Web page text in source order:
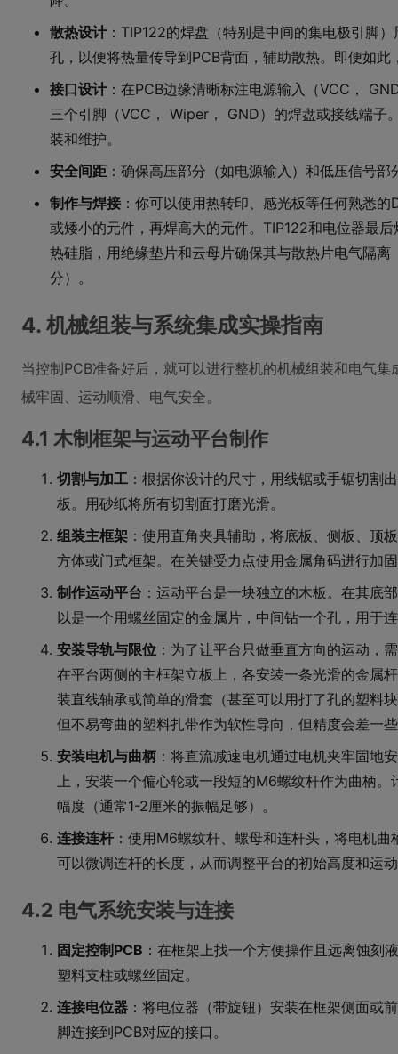
散热设计 ：TIP122的焊盘（特别是中间的集电极引脚
孔，以便将热量传导到PCB背面，辅助散热。即便如
接口设计 ：在PCB边缘清晰标注电源输入（VCC，
三个引脚（VCC， Wiper， GND）的焊盘或接线端子
装和维护。
安全间距 ：确保高压部分（如电源输入）和低压信号
制作与焊接 ：你可以使用热转印、感光板等任何熟悉
或矮小的元件，再焊高大的元件。TIP122和电位器最
热硅脂，用绝缘垫片和云母片确保其与散热片电气隔
分）。
4. 机械组装与系统集成实操指南
当控制PCB准备好后，就可以进行整机的机械组装和电气
械牢固、运动顺滑、电气安全。
4.1 木制框架与运动平台制作
切割与加工 ：根据你设计的尺寸，用线锯或手锯切割
板。用砂纸将所有切割面打磨光滑。
组装主框架 ：使用直角夹具辅助，将底板、侧板、顶
方体或门式框架。在关键受力点使用金属角码进行加
制作运动平台 ：运动平台是一块独立的木板。在其底
以是一个用螺丝固定的金属片，中间钻一个孔，用于
安装导轨与限位 ：为了让平台只做垂直方向的运动，
在平台两侧的主框架立板上，各安装一条光滑的金属
装直线轴承或简单的滑套（甚至可以用打了孔的塑料
但不易弯曲的塑料扎带作为软性导向，但精度会差一
安装电机与曲柄 ：将直流减速电机通过电机夹牢固地
上，安装一个偏心轮或一段短的M6螺纹杆作为曲柄
幅度（通常1-2厘米的振幅足够）。
连接连杆 ：使用M6螺纹杆、螺母和连杆头，将电机
可以微调连杆的长度，从而调整平台的初始高度和运
4.2 电气系统安装与连接
固定控制PCB ：在框架上找一个方便操作且远离蚀刻
塑料支柱或螺丝固定。
连接电位器 ：将电位器（带旋钮）安装在框架侧面或
脚连接到PCB对应的接口。